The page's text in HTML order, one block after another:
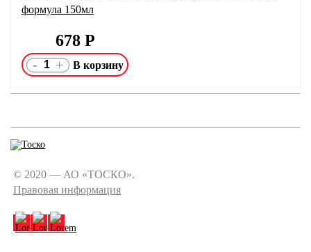
формула 150мл
678 Р
- +
© 2020 — АО «ТОСКО».
Правовая информация